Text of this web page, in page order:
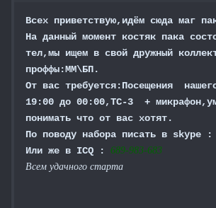
Всех приветствую,идём сюда маг
На данный момент костяк пака
тел,мы ищем в свой дружный
проффы:ММ\БП.
От вас требуется:Посещения
19:00 до 00:00,ТС-3 +
понимать что от вас хотят.
По поводу набора писать в skype :
Или же в ICQ : 689-983-683
Всем удачного старта